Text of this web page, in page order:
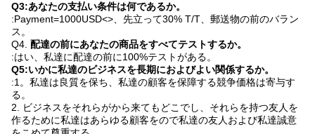
Q3:あなたの支払い条件は何であるか。
:Payment=1000USD<> 、先立って30% T/T、郵送物の前のバラン
ス。
Q4. 配達の前にあなたの商品をすべてテストするか。
:はい、私達に配達の前に100%テストがある。
Q5:いかに私達のビジネスを長期におよびよい関係するか。
:1。私達は良質を保ち、私達の顧客を保障する競争価格は寄与す
る。
2. ビジネスをそれらがから来てもどこでし、それらを持つ友人を
作るために私達はあらゆる顧客をので私達の友人および私達誠意